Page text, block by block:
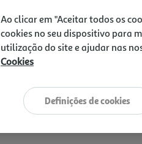
Ao clicar em "Aceitar todos os
cookies no seu dispositivo para
utilização do site e ajudar nas
Cookies
Definições de cookies